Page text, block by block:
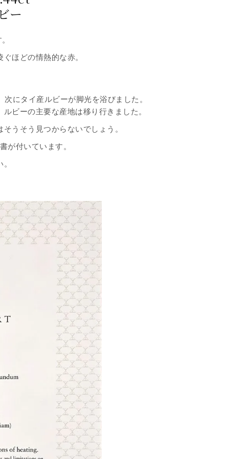
ー
ほどの情熱的な赤。
にタイ産ルビーが脚光を浴びました。
ビーの主要な産地は移り行きました。
うそう見つからないでしょう。
が付いています。